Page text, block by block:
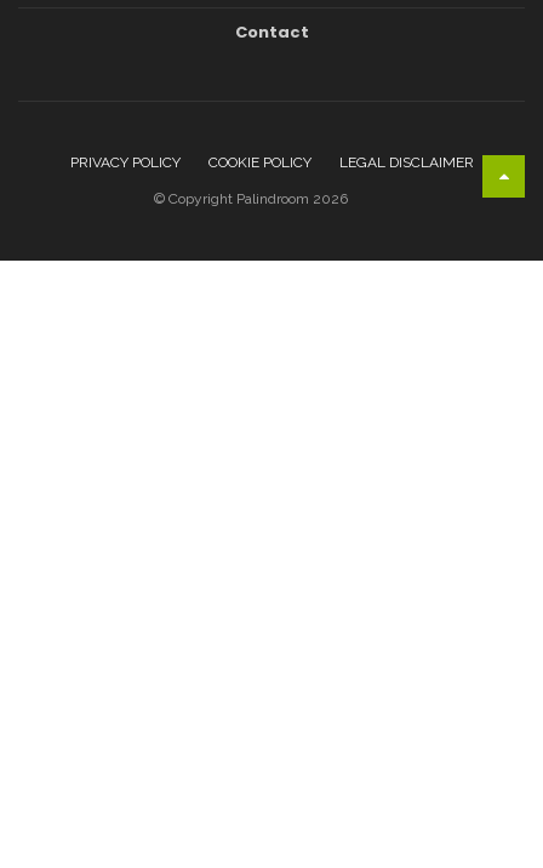
Contact
PRIVACY POLICY COOKIE POLICY LEGAL DISCLAIMER
© Copyright Palindroom 2026